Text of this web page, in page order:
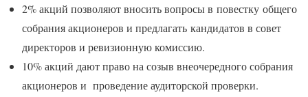
2% акций позволяют вносить вопросы в повестку общего
собрания акционеров и предлагать кандидатов в совет
директоров и ревизионную комиссию.
10% акций дают право на созыв внеочередного собрания
акционеров и проведение аудиторской проверки.